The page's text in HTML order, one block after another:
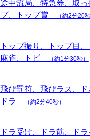
中流局、特急券、取
プ、トップ賞
（約2分20秒
ップ振り、トップ目
麻雀、トビ
（約1分30秒）
び罰符、飛びラス、ド
ドラ
（約2分40秒）
ラ受け、ドラ筋、ド